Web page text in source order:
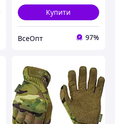
Купити
ВсеОпт 97%